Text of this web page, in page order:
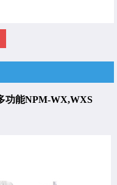
功能NPM-WX,WXS